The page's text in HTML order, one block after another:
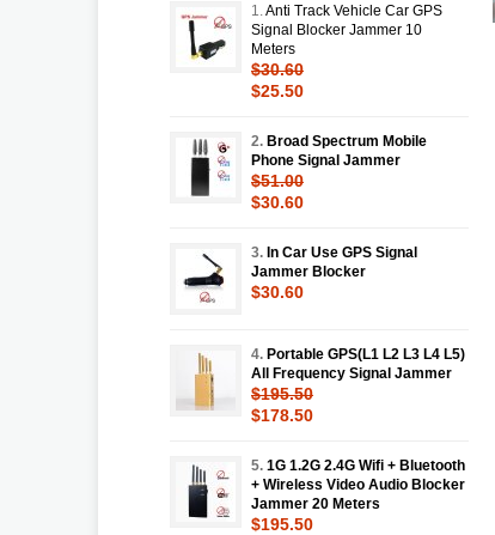
1. Anti Track Vehicle Car GPS
Signal Blocker Jammer 10
Meters
$30.60
$25.50
2. Broad Spectrum Mobile
Phone Signal Jammer
$51.00
$30.60
3. In Car Use GPS Signal
Jammer Blocker
$30.60
4. Portable GPS(L1 L2 L3 L4 L5)
All Frequency Signal Jammer
$195.50
$178.50
5. 1G 1.2G 2.4G Wifi + Bluetooth
+ Wireless Video Audio Blocker
Jammer 20 Meters
$195.50